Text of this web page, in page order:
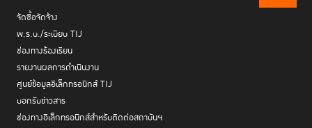
จัดซื้อจัดจ้าง
พ.ร.บ./ระเบียบ TIJ
ช่องทางร้องเรียน
รายงานผลการดำเนินงาน
ศูนย์ข้อมูลอิเล็กทรอนิกส์ TIJ
บอกรับข่าวสาร
ช่องทางอิเล็กทรอนิกส์สำหรับติดต่อสถาบันฯ